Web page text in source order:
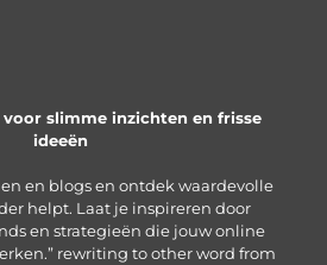
slimme inzichten en frisse
ideeën
en blogs en ontdek waardevolle
helpt. Laat je inspireren door
en strategieën die jouw online
rewriting to other word from